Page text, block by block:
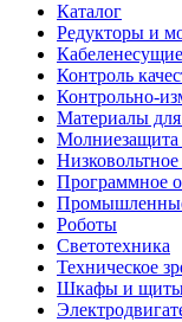
Каталог
Редукторы и
Контроль
Контрольно-
Материалы
Молниезащита
Программное
Роботы
Светотехника
Техническое
Шкафы и